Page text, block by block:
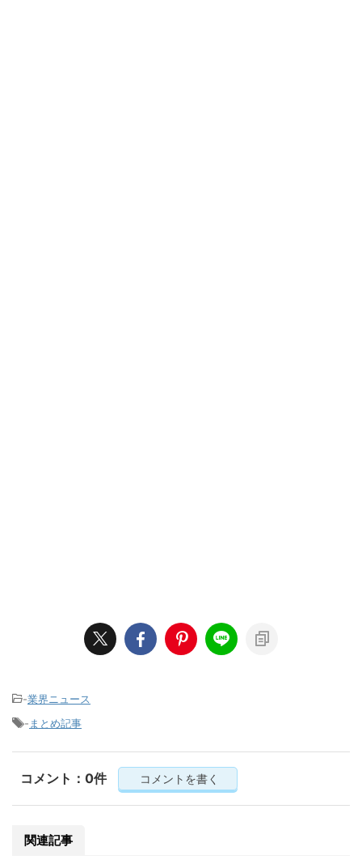
-業界ニュース
- まとめ記事
コメント：0件 コメントを書く
関連記事